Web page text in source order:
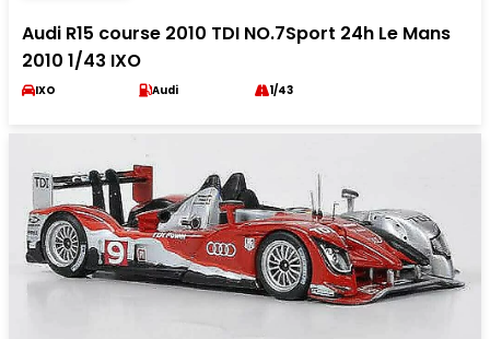
Audi R15 course 2010 TDI NO.7Sport 24h Le Mans
2010 1/43 IXO
IXO Audi 1/43